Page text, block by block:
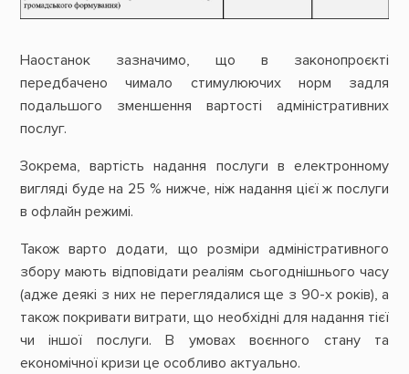
Наостанок зазначимо, що в законопроєкті
передбачено чимало стимулюючих норм задля
подальшого зменшення вартості адміністративних
послуг.
Зокрема, вартість надання послуги в електронному
вигляді буде на 25 % нижче, ніж надання цієї ж послуги
в офлайн режимі.
Також варто додати, що розміри адміністративного
збору мають відповідати реаліям сьогоднішнього часу
(адже деякі з них не переглядалися ще з 90-х років), а
також покривати витрати, що необхідні для надання тієї
чи іншої послуги. В умовах воєнного стану та
економічної кризи це особливо актуально.